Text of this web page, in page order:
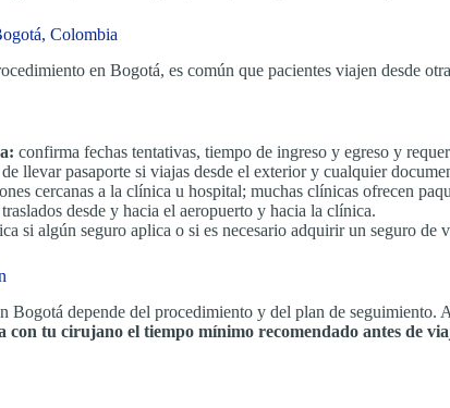
Colombia
en Bogotá, es común que pacientes viajen desde
confirma fechas tentativas, tiempo de ingreso y egreso y
de llevar pasaporte si viajas desde el exterior y cualquier
cercanas a la clínica u hospital; muchas clínicas ofrecen
desde y hacia el aeropuerto y hacia la clínica.
si algún seguro aplica o si es necesario adquirir un seguro de
Bogotá depende del procedimiento y del plan de
con tu cirujano el tiempo mínimo recomendado antes de